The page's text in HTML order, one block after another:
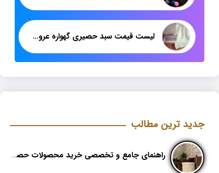
لیست قیمت سبد حصیری گهواره عروسکی
جدید ترین مطالب
راهنمای جامع و تخصصی خرید محصولات حصیری؛ هنر اصیل در دکوراسیون مدرن (بخش اول)